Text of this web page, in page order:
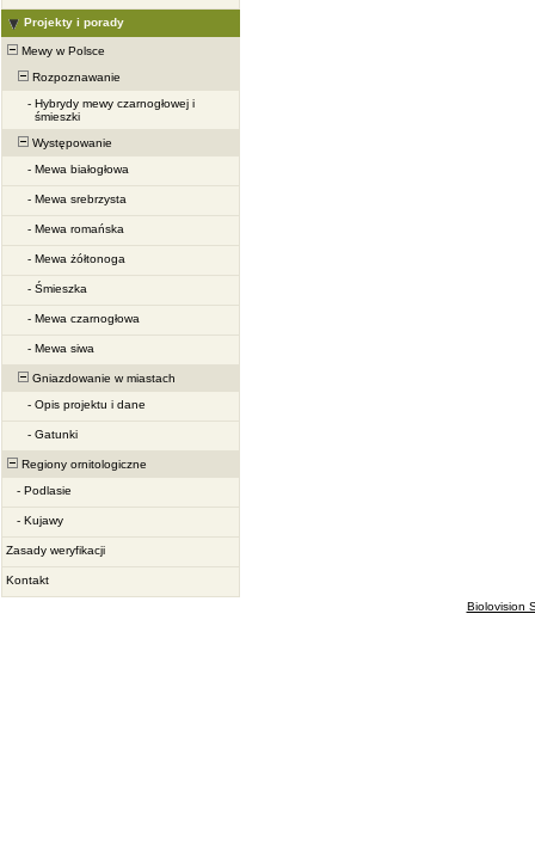
Projekty i porady
Mewy w Polsce
Rozpoznawanie
- Hybrydy mewy czarnogłowej i
śmieszki
Występowanie
- Mewa białogłowa
- Mewa srebrzysta
- Mewa romańska
- Mewa żółtonoga
- Śmieszka
- Mewa czarnogłowa
- Mewa siwa
Gniazdowanie w miastach
- Opis projektu i dane
- Gatunki
Regiony ornitologiczne
- Podlasie
- Kujawy
Zasady weryfikacji
Kontakt
Biolovision